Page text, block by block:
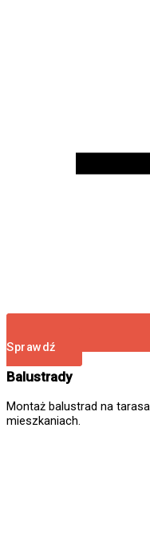
Sprawdź
Balustrady
Montaż balustrad na
mieszkaniach.